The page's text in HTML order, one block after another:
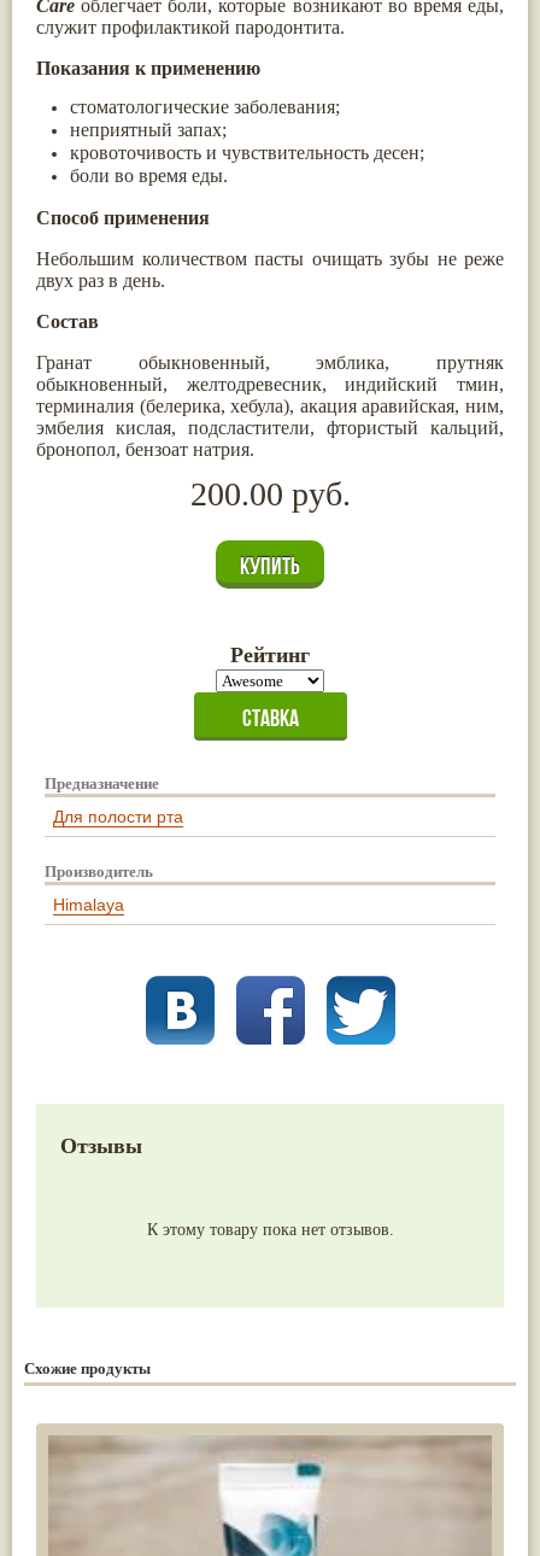
Careоблегчает боли, которые возникают во время еды,
служит профилактикой пародонтита.
Показания к применению
стоматологические заболевания;
неприятный запах;
кровоточивость и чувствительность десен;
боли во время еды.
Способ применения
Небольшим количеством пасты очищать зубы не реже
двух раз в день.
Состав
Гранат обыкновенный, эмблика, прутняк
обыкновенный, желтодревесник, индийский тмин,
терминалия (белерика, хебула), акация аравийская, ним,
эмбелия кислая, подсластители, фтористый кальций,
бронопол, бензоат натрия.
200.00 руб.
Рейтинг
Предназначение
Для полости рта
Производитель
Himalaya
Отзывы
К этому товару пока нет отзывов.
Схожие продукты